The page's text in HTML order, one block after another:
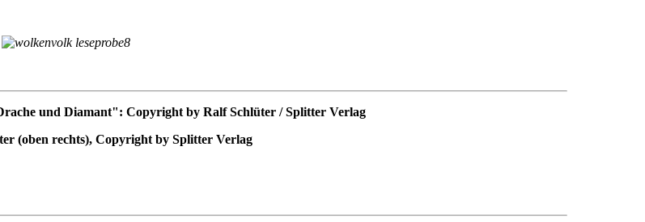
und Diamant": Copyright by Ralf Schlüter / Splitter Verlag
(oben rechts), Copyright by Splitter Verlag